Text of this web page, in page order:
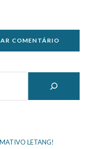
LETANG!